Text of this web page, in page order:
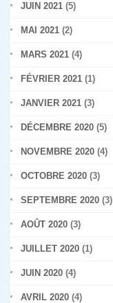
JUIN 2021 (5)
MAI 2021 (2)
MARS 2021 (4)
FÉVRIER 2021 (1)
JANVIER 2021 (3)
DÉCEMBRE 2020 (5)
NOVEMBRE 2020 (4)
OCTOBRE 2020 (3)
SEPTEMBRE 2020 (3)
AOÛT 2020 (3)
JUILLET 2020 (1)
JUIN 2020 (4)
AVRIL 2020 (4)